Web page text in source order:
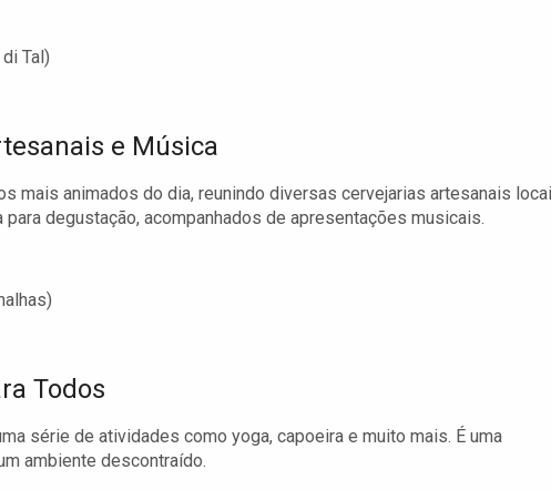
Tal)
e Música
mais animados do dia, reunindo diversas cervejarias artesanais
degustação, acompanhados de apresentações musicais.
Todos
série de atividades como yoga, capoeira e muito mais. É uma
ambiente descontraído.